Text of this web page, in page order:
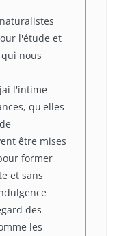
l'étude et
nous
l'intime
qu'elles
être mises
former
et sans
des
les